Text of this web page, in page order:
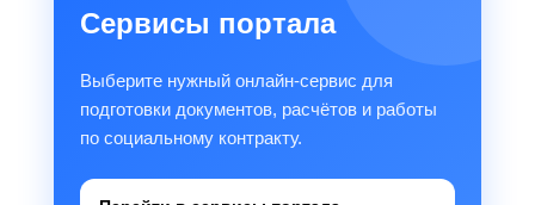
Сервисы портала
Выберите нужный онлайн-сервис для
подготовки документов, расчётов и работы
по социальному контракту.